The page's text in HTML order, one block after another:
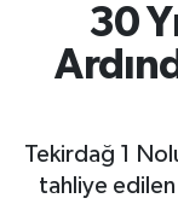
30
Tekirdağ 1
tahliye
DOĞA
EĞİTİM
Hakkâri
Süper Lig
Tüm